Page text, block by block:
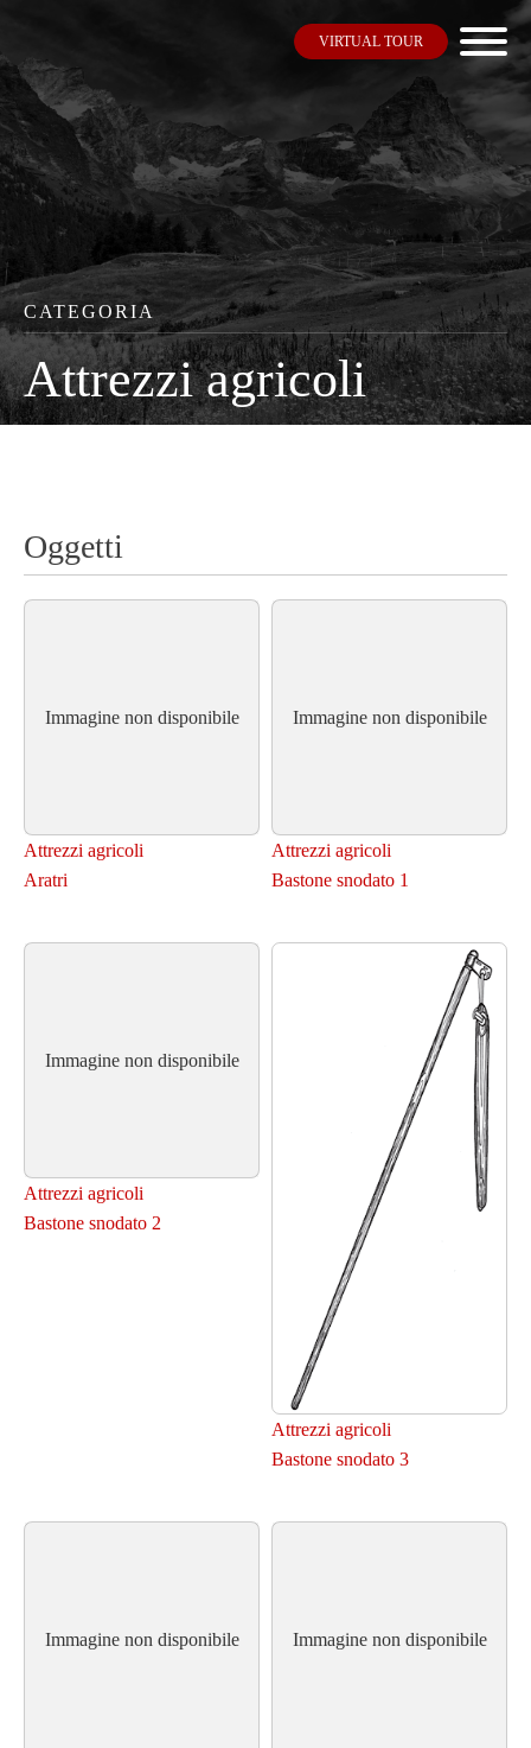
VIRTUAL TOUR
CATEGORIA
Attrezzi agricoli
Oggetti
Immagine non disponibile
Attrezzi agricoli
Aratri
Immagine non disponibile
Attrezzi agricoli
Bastone snodato 1
Immagine non disponibile
Attrezzi agricoli
Bastone snodato 2
Attrezzi agricoli
Bastone snodato 3
Immagine non disponibile Immagine non disponibile